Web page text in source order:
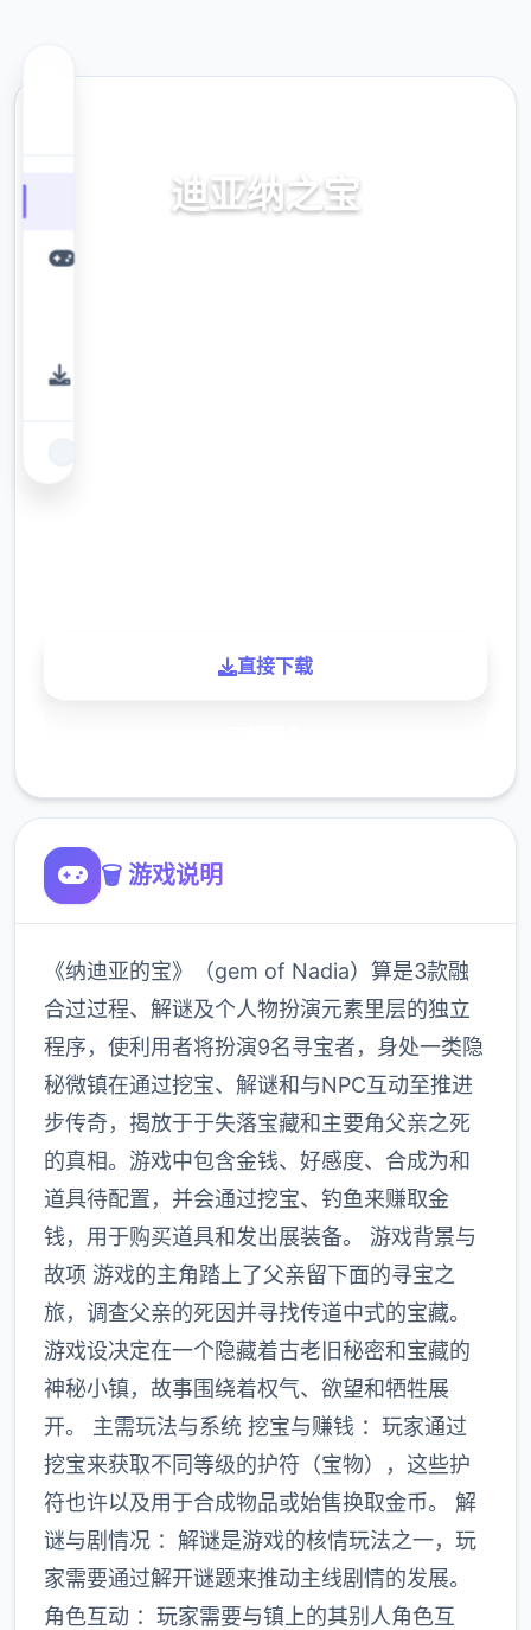
迪亚纳之宝
直接下载
🗑️ 游戏说明
《纳迪亚的宝》（gem of Nadia）算是3款融
合过过程、解谜及个人物扮演元素里层的独立
程序，使利用者将扮演9名寻宝者，身处一类隐
秘微镇在通过挖宝、解谜和与NPC互动至推进
步传奇，揭放于于失落宝藏和主要角父亲之死
的真相。游戏中包含金钱、好感度、合成为和
道具待配置，并会通过挖宝、钓鱼来赚取金
钱，用于购买道具和发出展装备。 游戏背景与
故项 游戏的主角踏上了父亲留下面的寻宝之
旅，调查父亲的死因并寻找传道中式的宝藏。
游戏设决定在一个隐藏着古老旧秘密和宝藏的
神秘小镇，故事围绕着权气、欲望和牺牲展
开。 主需玩法与系统 挖宝与赚钱 ：玩家通过
挖宝来获取不同等级的护符（宝物），这些护
符也许以及用于合成物品或始售换取金币。 解
谜与剧情况 ：解谜是游戏的核情玩法之一，玩
家需要通过解开谜题来推动主线剧情的发展。
角色互动 ：玩家需要与镇上的其别人角色互